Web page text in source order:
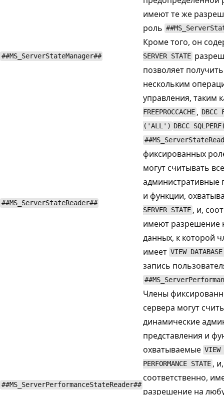
##MS_ServerStateManager##
имеют те же
роль
Кроме того, он
SERVER STATE
позволяет
нескольким
управления, таким
FREEPROCCACHE , DBCC
('ALL') DBCC
##MS_ServerStateReader##
фиксированных
могут считывать
административные
и функции,
SERVER STATE , и,
имеют разрешение
данных, к которой
имеет VIEW
запись
##MS_ServerPerformanceStateReader##
Члены
сервера могут
динамические
представления и
охватываемые VIEW
PERFORMANCE STATE , и,
соответственно,
разрешение на